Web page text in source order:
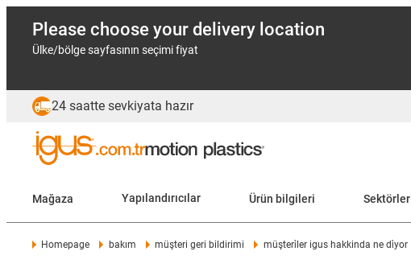
Please choose your delivery location
Ülke/bölge sayfasının seçimi fiyat
24 saatte sevkiyata hazır
Mağaza Yapılandırıcılar Ürün bilgileri Sektörler
Homepage bakım müşteri geri bildirimi müşteri̇ler igus hakkinda ne di̇yor